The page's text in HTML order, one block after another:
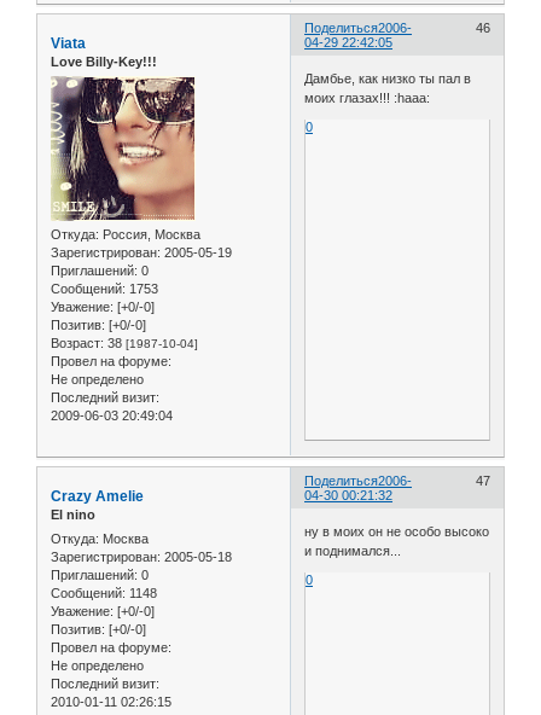
Поделиться 46
2006-
04-29 22:42:05
Viata
Love Billy-Key!!!
Откуда: Россия, Москва
Зарегистрирован: 2005-05-19
Приглашений: 0
Сообщений: 1753
Уважение: [+0/-0]
Позитив: [+0/-0]
Возраст: 38 [1987-10-04]
Провел на форуме:
Не определено
Последний визит:
2009-06-03 20:49:04
Дамбье, как низко ты пал в
моих глазах!!! :haaa:
0
Поделиться 47
2006-
04-30 00:21:32
Crazy Amelie
El nino
Откуда: Москва
Зарегистрирован: 2005-05-18
Приглашений: 0
Сообщений: 1148
Уважение: [+0/-0]
Позитив: [+0/-0]
Провел на форуме:
Не определено
Последний визит:
2010-01-11 02:26:15
ну в моих он не особо высоко
и поднимался...
0